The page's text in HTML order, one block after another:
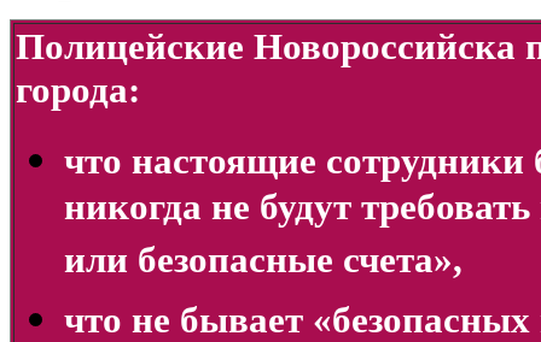
Полицейские Новороссийска
города:
что настоящие
никогда не будут
или безопасные счета»,
что не бывает